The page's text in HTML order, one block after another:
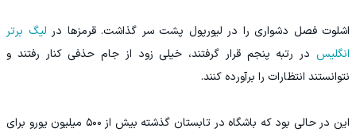
اشلوت فصل دشواری را در لیورپول پشت سر گذاشت. قرمزها در لیگ برتر
انگلیس در رتبه پنجم قرار گرفتند، خیلی زود از جام حذفی کنار رفتند و
نتوانستند انتظارات را برآورده کنند.
این در حالی بود که باشگاه در تابستان گذشته بیش از ۵۰۰ میلیون یورو برای